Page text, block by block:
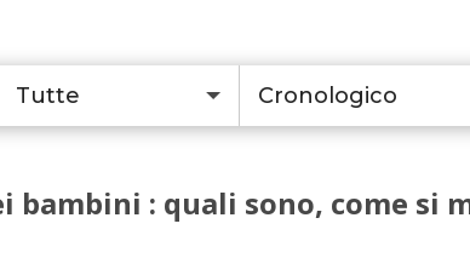
Tutte Cronologico
bambini : quali sono, come si